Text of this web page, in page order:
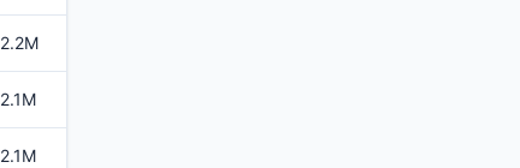
2.2M
2.1M
2.1M